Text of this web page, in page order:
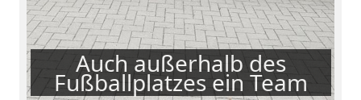
Auch außerhalb des
Fußballplatzes ein Team